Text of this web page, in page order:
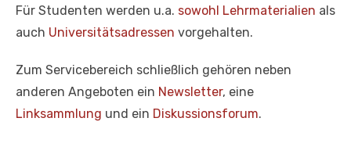
Für Studenten werden u.a. sowohl Lehrmaterialien als
auch Universitätsadressen vorgehalten.
Zum Servicebereich schließlich gehören neben
anderen Angeboten ein Newsletter, eine
Linksammlung und ein Diskussionsforum.